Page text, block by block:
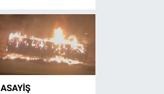
ASAYİŞ